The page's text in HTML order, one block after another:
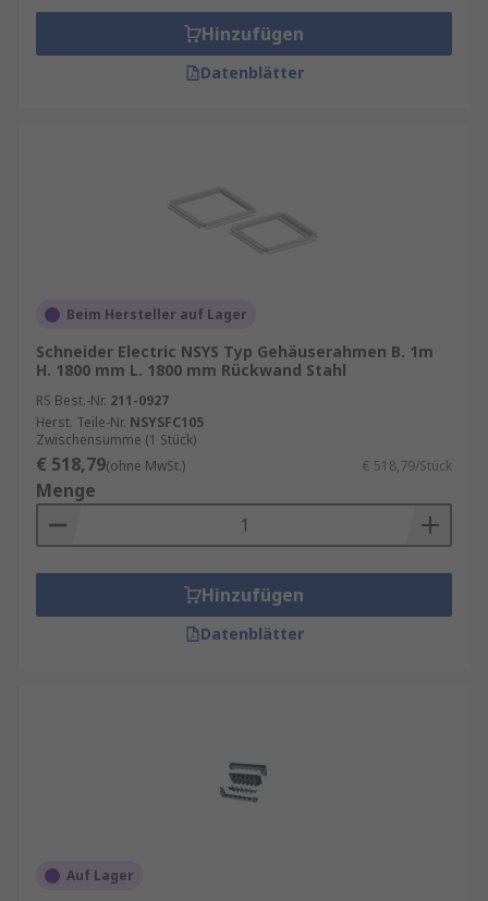
Hinzufügen
Datenblätter
Beim Hersteller auf Lager
Schneider Electric NSYS Typ Gehäuserahmen B. 1m
H. 1800 mm L. 1800 mm Rückwand Stahl
RS Best.-Nr. 211-0927
Herst. Teile-Nr. NSYSFC105
Zwischensumme (1 Stück)
€ 518,79(ohne MwSt.) € 518,79/Stück
Menge
Hinzufügen
Datenblätter
Auf Lager